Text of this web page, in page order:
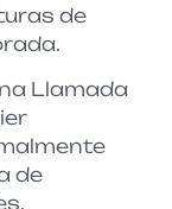
de
Llamada
de